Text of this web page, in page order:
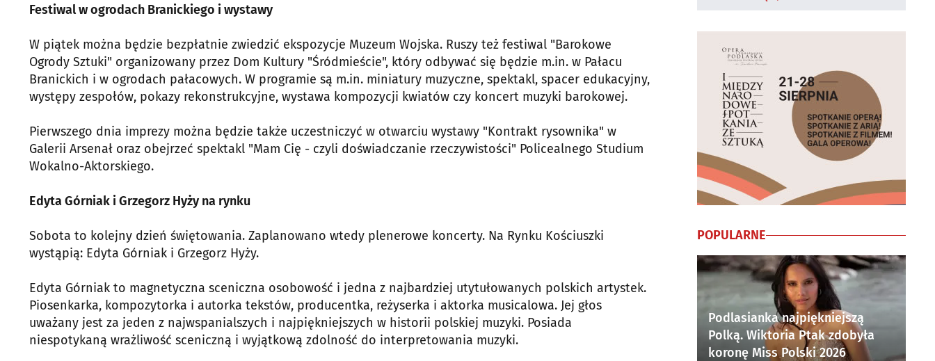
Festiwal w ogrodach Branickiego i wystawy
W piątek można będzie bezpłatnie zwiedzić ekspozycje Muzeum Wojska. Ruszy też festiwal "Barokowe
Ogrody Sztuki" organizowany przez Dom Kultury "Śródmieście", który odbywać się będzie m.in. w Pałacu
Branickich i w ogrodach pałacowych. W programie są m.in. miniatury muzyczne, spektakl, spacer edukacyjny,
występy zespołów, pokazy rekonstrukcyjne, wystawa kompozycji kwiatów czy koncert muzyki barokowej.
Pierwszego dnia imprezy można będzie także uczestniczyć w otwarciu wystawy "Kontrakt rysownika" w
Galerii Arsenał oraz obejrzeć spektakl "Mam Cię - czyli doświadczanie rzeczywistości" Policealnego Studium
Wokalno-Aktorskiego.
Edyta Górniak i Grzegorz Hyży na rynku
Sobota to kolejny dzień świętowania. Zaplanowano wtedy plenerowe koncerty. Na Rynku Kościuszki
wystąpią: Edyta Górniak i Grzegorz Hyży.
Edyta Górniak to magnetyczna sceniczna osobowość i jedna z najbardziej utytułowanych polskich artystek.
Piosenkarka, kompozytorka i autorka tekstów, producentka, reżyserka i aktorka musicalowa. Jej głos
uważany jest za jeden z najwspanialszych i najpiękniejszych w historii polskiej muzyki. Posiada
niespotykaną wrażliwość sceniczną i wyjątkową zdolność do interpretowania muzyki.
POPULARNE
Podlasianka najpiękniejszą
Polką. Wiktoria Ptak zdobyła
koronę Miss Polski 2026